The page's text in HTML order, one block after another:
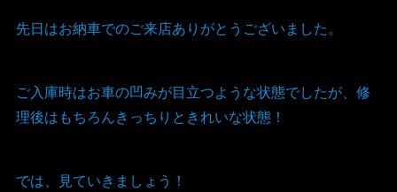
先日はお納車でのご来店ありがとうございました。
ご入庫時はお車の凹みが目立つような状態でしたが、修
理後はもちろんきっちりときれいな状態！
では、見ていきましょう！